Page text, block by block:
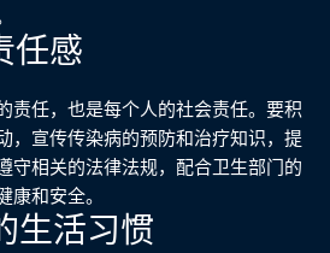
任感
责任，也是每个人的社会责任。要积
，宣传传染病的预防和治疗知识，提
守相关的法律法规，配合卫生部门的
康和安全。
生活习惯